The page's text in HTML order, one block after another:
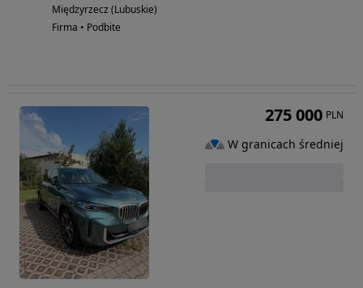
Międzyrzecz (Lubuskie)
Firma • Podbite
275 000 PLN
W granicach średniej